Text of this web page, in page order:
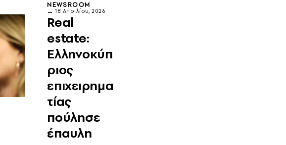
NEWSROOM
18 Απριλίου, 2026
Real
estate:
Ελληνοκύπ
ριος
επιχειρημα
τίας
πούλησε
έπαυλη